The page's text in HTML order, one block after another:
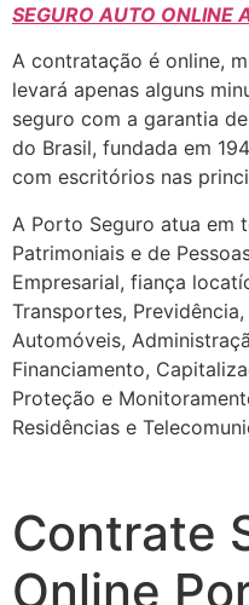
SEGURO AUTO ONLINE
A contratação é online,
levará apenas alguns
seguro com a garantia
do Brasil, fundada em
com escritórios nas
A Porto Seguro atua em
Patrimoniais e de
Empresarial, fiança
Transportes,
Automóveis,
Financiamento,
Proteção e
Residências e
Contrate
Online